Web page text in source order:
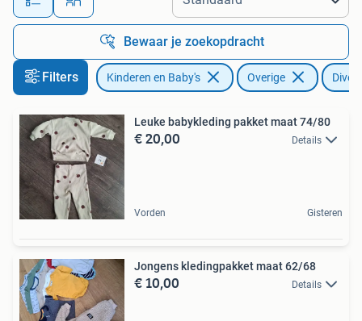
Bewaar je zoekopdracht
Filters Kinderen en Baby's Overige
Leuke babykleding pakket maat 74/80
€ 20,00 Details
Vorden Gisteren
Jongens kledingpakket maat 62/68
€ 10,00 Details